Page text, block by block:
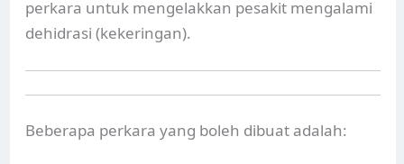
perkara untuk mengelakkan pesakit mengalami
dehidrasi (kekeringan).
Beberapa perkara yang boleh dibuat adalah: